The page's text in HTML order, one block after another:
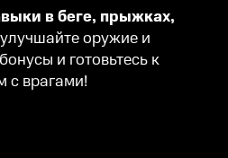
в беге, прыжках,
улучшайте оружие и
и готовьтесь к
с врагами!